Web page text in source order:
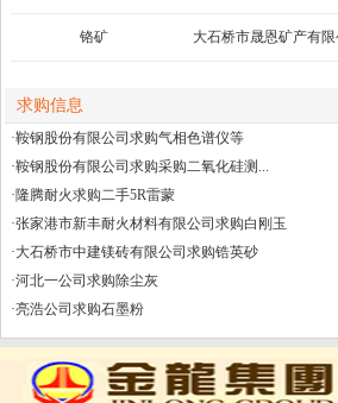
铬矿 大石桥市晟恩矿产有限
求购信息
·鞍钢股份有限公司求购气相色谱仪等
·鞍钢股份有限公司求购采购二氧化硅测...
·隆腾耐火求购二手5R雷蒙
·张家港市新丰耐火材料有限公司求购白刚玉
·大石桥市中建镁砖有限公司求购锆英砂
·河北一公司求购除尘灰
·亮浩公司求购石墨粉